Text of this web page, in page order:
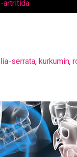
serrata, kurkumin,